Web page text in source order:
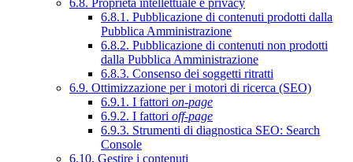
6.8. Proprietà intellettuale e privacy
6.8.1. Pubblicazione di contenuti prodotti dalla
Pubblica Amministrazione
6.8.2. Pubblicazione di contenuti non prodotti
dalla Pubblica Amministrazione
6.8.3. Consenso dei soggetti ritratti
6.9. Ottimizzazione per i motori di ricerca (SEO)
6.9.1. I fattori on-page
6.9.2. I fattori off-page
6.9.3. Strumenti di diagnostica SEO: Search
Console
6.10. Gestire i contenuti